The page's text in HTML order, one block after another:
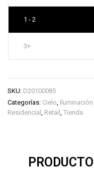
1 - 2
3+
SKU: D20100085
Categorías: Cielo, Iluminación
Residencial , Retail , Tienda